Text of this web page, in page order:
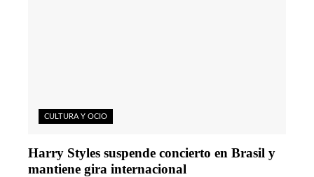
CULTURA Y OCIO
Harry Styles suspende concierto en Brasil y
mantiene gira internacional